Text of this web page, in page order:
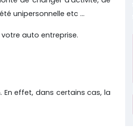
unipersonnelle etc ...
auto entreprise.
En effet, dans certains cas, la